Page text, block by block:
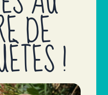
Alpes,
DE
!